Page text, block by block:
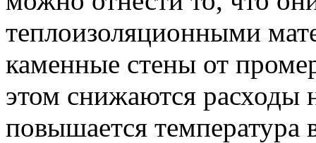
теплоизоляционными
каменные стены от
этом снижаются расходы
повышается